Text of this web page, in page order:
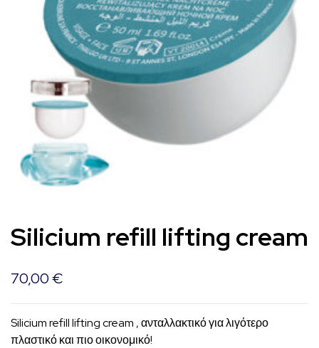
Silicium refill lifting cream
70,00€
Silicium refill lifting cream , ανταλλακτικό για λιγότερο
πλαστικό και πιο οικονομικό!